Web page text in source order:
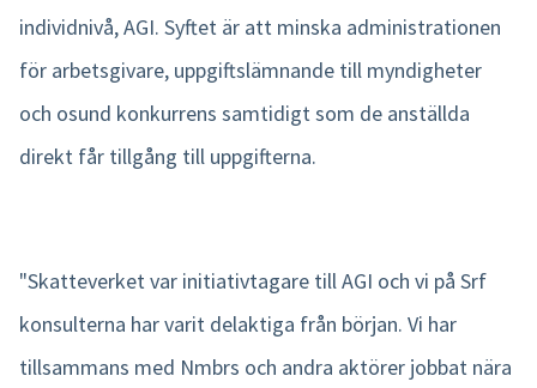
individnivå, AGI. Syftet är att minska administrationen
för arbetsgivare, uppgiftslämnande till myndigheter
och osund konkurrens samtidigt som de anställda
direkt får tillgång till uppgifterna.
"Skatteverket var initiativtagare till AGI och vi på Srf
konsulterna har varit delaktiga från början. Vi har
tillsammans med Nmbrs och andra aktörer jobbat nära